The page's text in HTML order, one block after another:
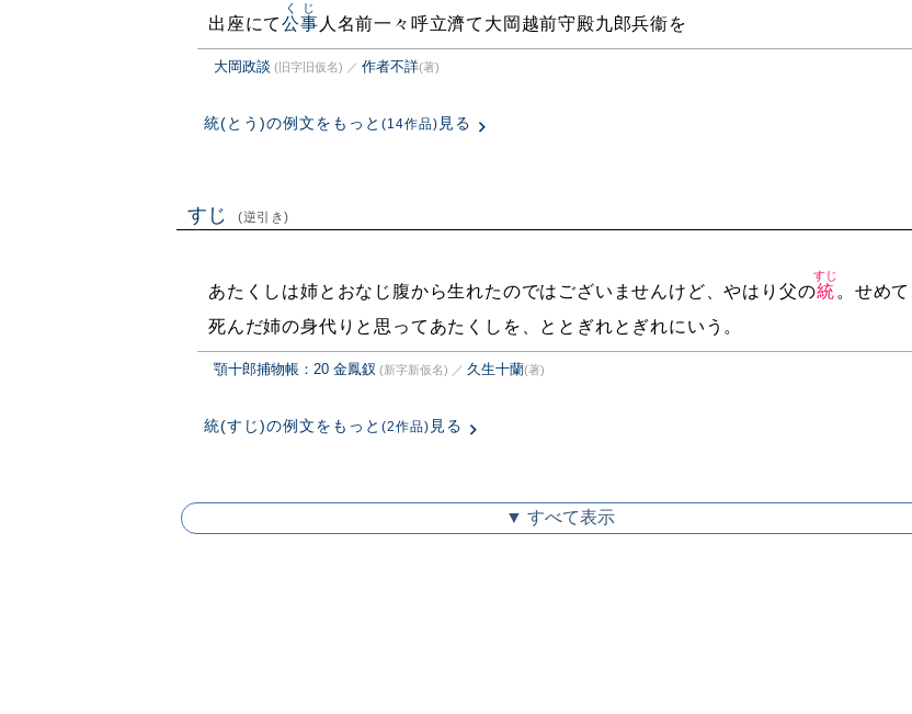
出座にて公事
くじ
人名前一々呼立濟て大岡越前守殿九郎兵衞を
大岡政談 (旧字旧仮名) ／ 作者不詳(著)
統(とう)の例文をもっと (14作品) 見る
すじ (逆引き)
あたくしは姉とおなじ腹から生れたのではございませんけど、やはり父の統
すじ
。せめて
死んだ姉の身代りと思ってあたくしを、ととぎれとぎれにいう。
顎十郎捕物帳：20 金鳳釵 (新字新仮名) ／ 久生十蘭(著)
統(すじ)の例文をもっと (2作品) 見る
▼ すべて表示